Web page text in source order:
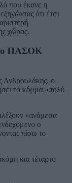
που έκανε η
ότι έτσι
χώρας.
το ΠΑΣΟΚ
Ανδρουλάκης, ο
το κόμμα «πολύ
«ανάμεσα
ο
πίσω το
και τέταρτο